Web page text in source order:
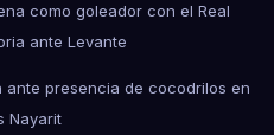
como goleador con el Real
ante Levante
presencia de cocodrilos en
Nayarit